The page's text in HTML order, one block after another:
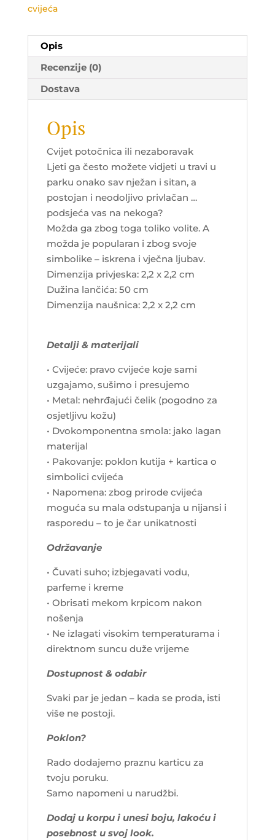
cvijeća
Opis
Recenzije (0)
Dostava
Opis
Cvijet potočnica ili nezaboravak
Ljeti ga često možete vidjeti u travi u
parku onako sav nježan i sitan, a
postojan i neodoljivo privlačan …
podsjeća vas na nekoga?
Možda ga zbog toga toliko volite. A
možda je popularan i zbog svoje
simbolike – iskrena i vječna ljubav.
Dimenzija privjeska: 2,2 x 2,2 cm
Dužina lančića: 50 cm
Dimenzija naušnica: 2,2 x 2,2 cm
Detalji & materijali
• Cvijeće: pravo cvijeće koje sami
uzgajamo, sušimo i presujemo
• Metal: nehrđajući čelik (pogodno za
osjetljivu kožu)
• Dvokomponentna smola: jako lagan
materijal
• Pakovanje: poklon kutija + kartica o
simbolici cvijeća
• Napomena: zbog prirode cvijeća
moguća su mala odstupanja u nijansi i
rasporedu – to je čar unikatnosti
Održavanje
• Čuvati suho; izbjegavati vodu,
parfeme i kreme
• Obrisati mekom krpicom nakon
nošenja
• Ne izlagati visokim temperaturama i
direktnom suncu duže vrijeme
Dostupnost & odabir
Svaki par je jedan – kada se proda, isti
više ne postoji.
Poklon?
Rado dodajemo praznu karticu za
tvoju poruku.
Samo napomeni u narudžbi.
Dodaj u korpu i unesi boju, lakoću i
posebnost u svoj look.